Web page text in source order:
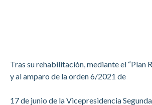
Tras su rehabilitación, mediante el “Plan
y al amparo de la orden 6/2021 de
17 de junio de la Vicepresidencia